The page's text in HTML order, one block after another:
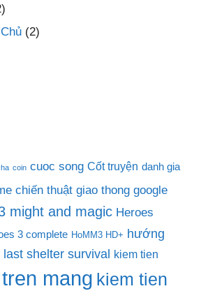
(2)
coin cuoc song Cốt truyện danh gia
chiến thuật giao thong google
might and magic Heroes
3 complete HoMM3 HD+ hướng
shelter survival kiem tien
mang kiem tien